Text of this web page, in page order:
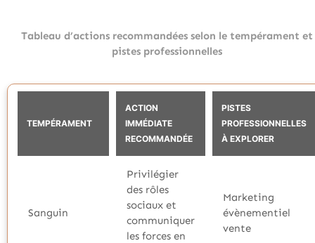
Tableau d’actions recommandées selon le tempérament et
pistes professionnelles
TEMPÉRAMENT
ACTION
IMMÉDIATE
RECOMMANDÉE
PISTES
PROFESSIONNELLES
À EXPLORER
Sanguin
Privilégier
des rôles
sociaux et
communiquer
les forces en
Marketing
évènementiel
vente